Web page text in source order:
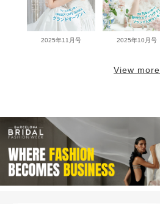
2025年11月号 2025年10月号
View more